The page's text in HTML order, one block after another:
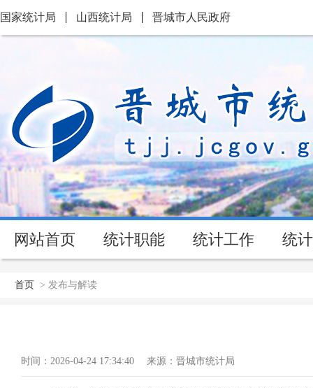
国家统计局 山西统计局 晋城市人民政府
网站首页 统计职能 统计工作 统
首页 > 发布与解读
时间： 2026-04-24 17:34:40 来源： 晋城市统计局